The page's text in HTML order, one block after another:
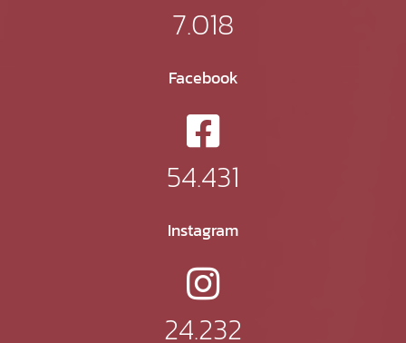
7.018
Facebook
54.431
Instagram
24.232